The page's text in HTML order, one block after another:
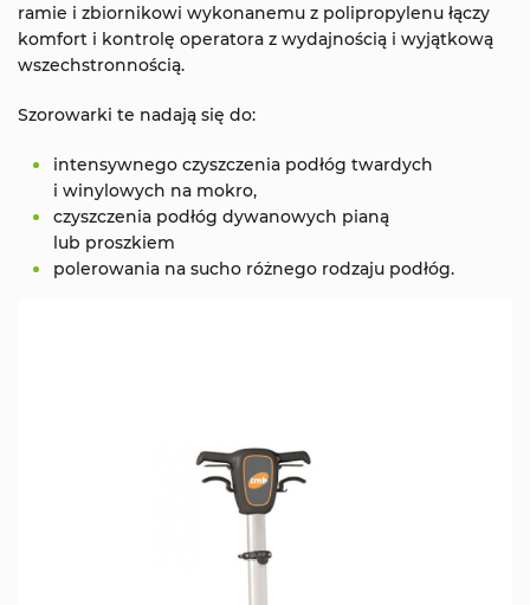
ramie i zbiornikowi wykonanemu z polipropylenu łączy
komfort i kontrolę operatora z wydajnością i wyjątkową
wszechstronnością.
Szorowarki te nadają się do:
intensywnego czyszczenia podłóg twardych
i winylowych na mokro,
czyszczenia podłóg dywanowych pianą
lub proszkiem
polerowania na sucho różnego rodzaju podłóg.